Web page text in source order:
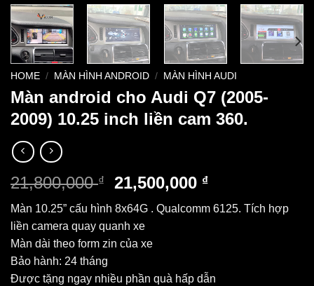
HOME / MÀN HÌNH ANDROID / MÀN HÌNH AUDI
Màn android cho Audi Q7 (2005-
2009) 10.25 inch liền cam 360.
21,800,000₫ 21,500,000 ₫
Màn 10.25” cấu hình 8x64G . Qualcomm 6125. Tích hợp
liền camera quay quanh xe
Màn dài theo form zin của xe
Bảo hành: 24 tháng
Được tặng ngay nhiều phần quà hấp dẫn